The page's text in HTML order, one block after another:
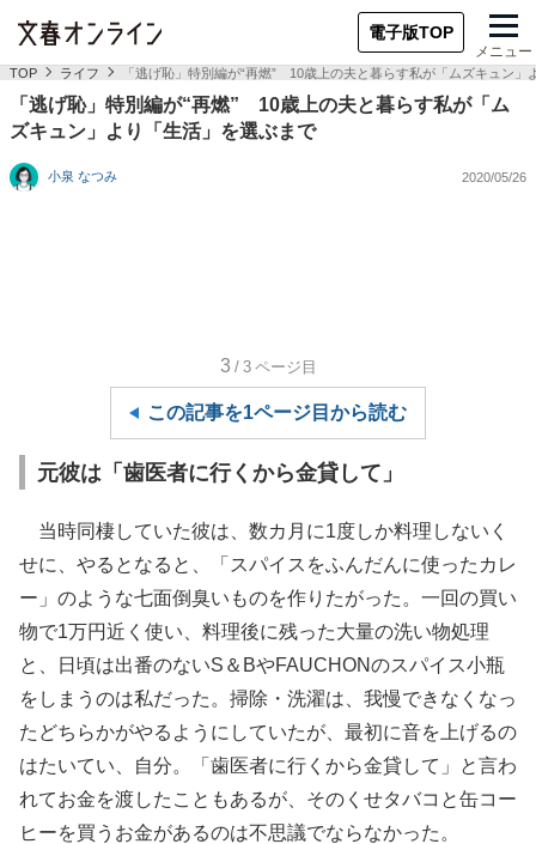
電子版TOP
メニュー
TOP ライフ 「逃げ恥」特別編が“再燃” 10歳上の夫と暮らす私が「ムズキュン」
「逃げ恥」特別編が“再燃” 10歳上の夫と暮らす私が「ム
ズキュン」より「生活」を選ぶまで
小泉 なつみ 2020/05/26
3 /3 ページ目
この記事を1ページ目から読む
元彼は「歯医者に行くから金貸して」
当時同棲していた彼は、数カ月に1度しか料理しないく
せに、やるとなると、「スパイスをふんだんに使ったカレ
ー」のような七面倒臭いものを作りたがった。一回の買い
物で1万円近く使い、料理後に残った大量の洗い物処理
と、日頃は出番のないS＆BやFAUCHONのスパイス小瓶
をしまうのは私だった。掃除・洗濯は、我慢できなくなっ
たどちらかがやるようにしていたが、最初に音を上げるの
はたいてい、自分。「歯医者に行くから金貸して」と言わ
れてお金を渡したこともあるが、そのくせタバコと缶コー
ヒーを買うお金があるのは不思議でならなかった。